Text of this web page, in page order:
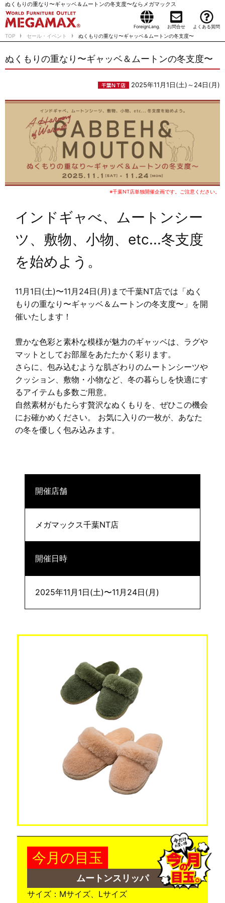
ぬくもりの重なり〜ギャッベ＆ムートンの冬支度〜ならメガマックス
ForeignLang. お問合せ よくある質問
TOP セール・イベント ぬくもりの重なり〜ギャッベ＆ムートンの冬支度〜
ぬくもりの重なり〜ギャッベ＆ムートンの冬支度〜
2025年11月1日(土)～24日(月)
※千葉NT店単独開催企画です。ご注意ください。
インドギャべ、ムートンシー
ツ、敷物、小物、etc...冬支度
を始めよう。
11月1日(土)〜11月24日(月)まで千葉NT店では「ぬく
もりの重なり〜ギャッベ＆ムートンの冬支度〜」を開
催いたします！
豊かな色彩と素朴な模様が魅力のギャッベは、ラグや
マットとしてお部屋をあたたかく彩ります。
さらに、包み込むような肌ざわりのムートンシーツや
クッション、敷物・小物など、冬の暮らしを快適にす
るアイテムも多数ご用意。
自然素材がもたらす贅沢なぬくもりを、ぜひこの機会
にお確かめください。 お気に入りの一枚が、あなた
の冬を優しく包み込みます。
開催店舗
メガマックス千葉NT店
開催日時
2025年11月1日(土)〜11月24日(月)
今月の目玉
ムートンスリッパ
サイズ：Mサイズ、Lサイズ